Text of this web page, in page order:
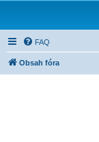
FAQ
Obsah fóra